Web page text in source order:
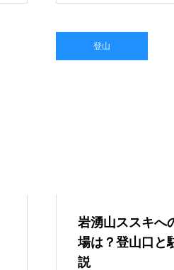
登山
岩湧山ススキへ
場は？登山口と
説